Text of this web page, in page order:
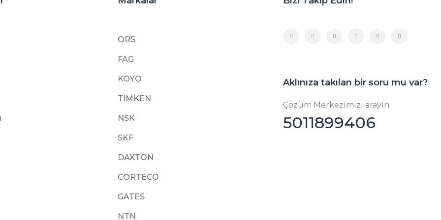
ORS
FAG
KOYO
TIMKEN
NSK
SKF
DAXTON
CORTECO
GATES
NTN
Aklınıza takılan bir soru mu var?
Çözüm Merkezimizi arayın
5011899406